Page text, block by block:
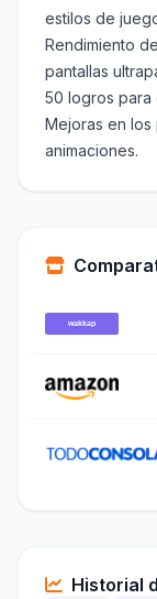
estilos de
Rendimiento
pantallas
50 logros para
Mejoras en los
animaciones.
Historial